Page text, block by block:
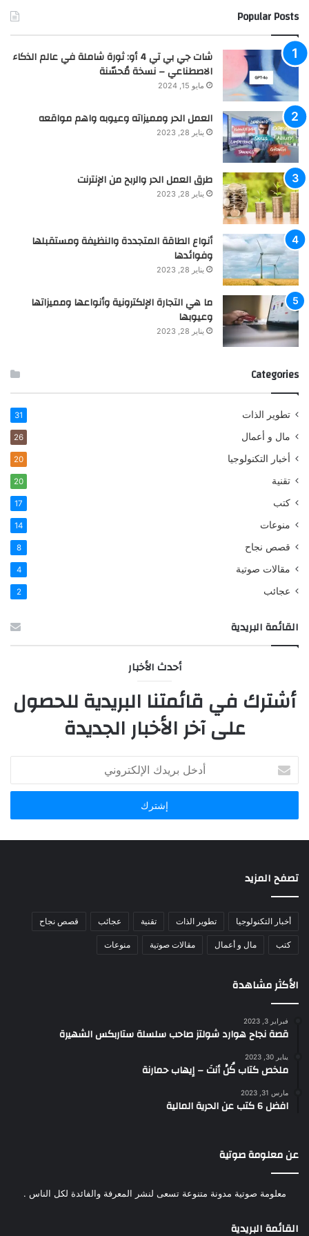
Popular Posts
شات جي بي تي 4 أو: ثورة شاملة في عالم الذكاء
الاصطناعي – نسخة مُحسّنة
مايو 15, 2024
العمل الحر ومميزاته وعيوبه واهم مواقعه
يناير 28, 2023
طرق العمل الحر والربح من الإنترنت
يناير 28, 2023
أنواع الطاقة المتجددة والنظيفة ومستقبلها
وفوائدها
يناير 28, 2023
ما هي التجارة الإلكترونية وأنواعها ومميزاتها
وعيوبها
يناير 28, 2023
Categories
تطوير الذات 31
مال و أعمال 26
أخبار التكنولوجيا 20
تقنية 20
كتب 17
منوعات 14
قصص نجاح 8
مقالات صوتية 4
عجائب 2
القائمة البريدية
أحدث الأخبار
أشترك في قائمتنا البريدية للحصول
على آخر الأخبار الجديدة
بريدك
الإلكتروني
تصفح المزيد
أخبار التكنولوجيا تطوير الذات تقنية عجائب قصص نجاح
كتب مال و أعمال مقالات صوتية منوعات
الأكثر مشاهدة
فبراير 3, 2023
قصة نجاح هوارد شولتز صاحب سلسلة ستاربكس الشهيرة
يناير 30, 2023
ملخص كتاب كُنْ أنتَ – إيهاب حمارنة
مارس 31, 2023
افضل 6 كتب عن الحرية المالية
عن معلومة صوتية
معلومة صوتية مدونة متنوعة تسعى لنشر المعرفة والفائدة لكل الناس .
القائمة البريدية